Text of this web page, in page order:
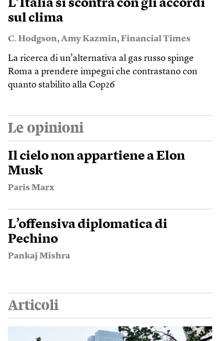
L’Italia si scontra con gli accordi
sul clima
C. Hodgson,Amy Kazmin,Financial Times
La ricerca di un’alternativa al gas russo spinge
Roma a prendere impegni che contrastano con
quanto stabilito alla Cop26
Le opinioni
Il cielo non appartiene a Elon
Musk
Paris Marx
L’offensiva diplomatica di
Pechino
Pankaj Mishra
Articoli